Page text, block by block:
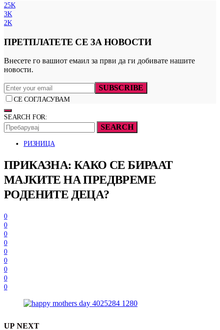
25K
3K
2K
ПРЕТПЛАТЕТЕ СЕ ЗА НОВОСТИ
Внесете го вашиот емаил за први да ги добивате нашите
новости.
SUBSCRIBE
СЕ СОГЛАСУВАМ
SEARCH FOR:
SEARCH
РИЗНИЦА
ПРИКАЗНА: КАКО СЕ БИРААТ
МАЈКИТЕ НА ПРЕДВРЕМЕ
РОДЕНИТЕ ДЕЦА?
0
0
0
0
0
0
0
0
0
UP NEXT